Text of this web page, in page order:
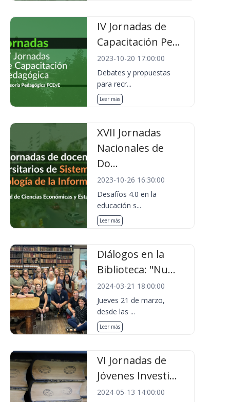
IV Jornadas de
Capacitación Pe...
2023-10-20 17:00:00
Debates y propuestas
para recr...
Leer más
XVII Jornadas
Nacionales de
Do...
2023-10-26 16:30:00
Desafíos 4.0 en la
educación s...
Leer más
Diálogos en la
Biblioteca: "Nu...
2024-03-21 18:00:00
Jueves 21 de marzo,
desde las ...
Leer más
VI Jornadas de
Jóvenes Investi...
2024-05-13 14:00:00